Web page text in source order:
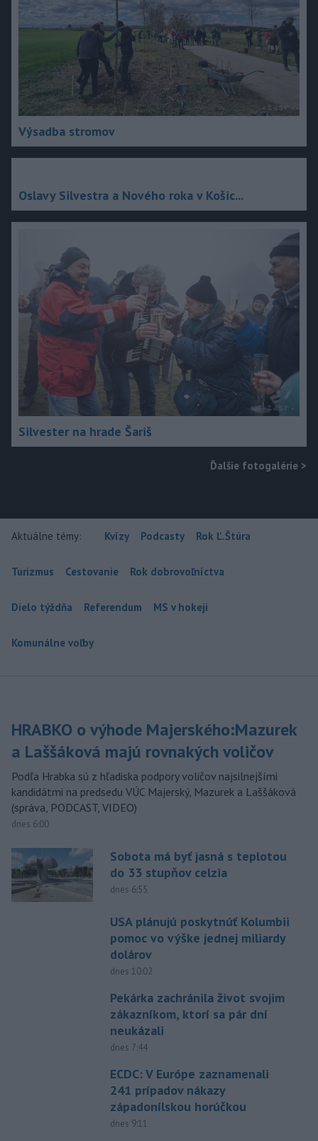
Výsadba stromov
Oslavy Silvestra a Nového roka v Košic...
Silvester na hrade Šariš
Ďalšie fotogalérie >
Aktuálne témy: Kvízy Podcasty Rok Ľ.Štúra
Turizmus Cestovanie Rok dobrovoľníctva
Dielo týždňa Referendum MS v hokeji
Komunálne voľby
HRABKO o výhode Majerského:Mazurek
a Laššáková majú rovnakých voličov
Podľa Hrabka sú z hľadiska podpory voličov najsilnejšími
kandidátmi na predsedu VÚC Majerský, Mazurek a Laššáková
(správa, PODCAST, VIDEO)
dnes 6:00
Sobota má byť jasná s teplotou
do 33 stupňov celzia
dnes 6:55
USA plánujú poskytnúť Kolumbii
pomoc vo výške jednej miliardy
dolárov
dnes 10:02
Pekárka zachránila život svojim
zákazníkom, ktorí sa pár dní
neukázali
dnes 7:44
ECDC: V Európe zaznamenali
241 prípadov nákazy
západonílskou horúčkou
dnes 9:11